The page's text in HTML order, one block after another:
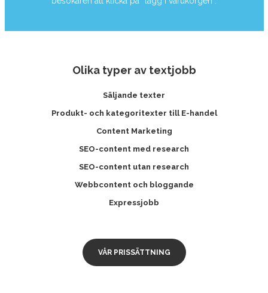
Olika typer av textjobb
Säljande texter
Produkt- och kategoritexter till E-handel
Content Marketing
SEO-content med research
SEO-content utan research
Webbcontent och bloggande
Expressjobb
VÅR PRISSÄTTNING